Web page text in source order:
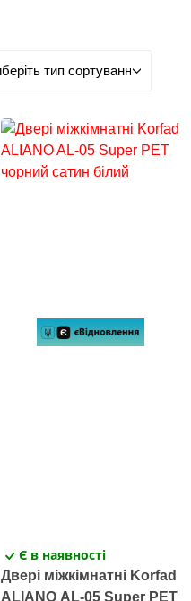
Є в наявності
Двері міжкімнатні Korfad
ALIANO AL-05 Super PET